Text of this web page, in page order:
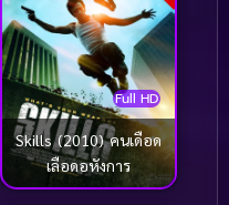
Full HD
Skills (2010) คนเดือด
เลือดอหังการ